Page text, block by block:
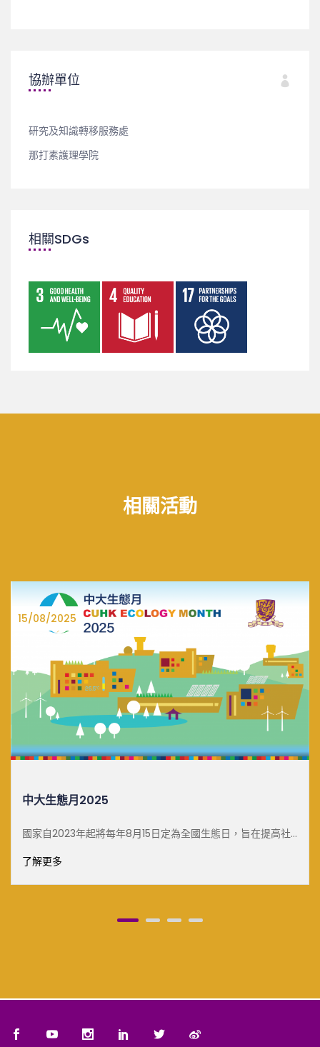
協辦單位
研究及知識轉移服務處
那打素護理學院
相關SDGs
相關活動
國生態日，旨在提高社
27/06/2025